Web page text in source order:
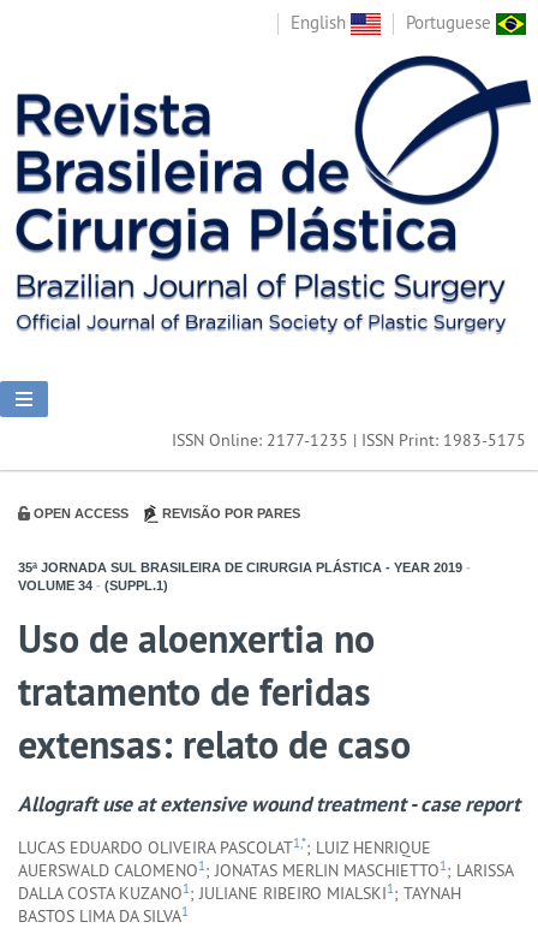
English Portuguese
ISSN Online: 2177-1235 | ISSN Print: 1983-5175
OPEN ACCESS REVISÃO POR PARES
35ª JORNADA SUL BRASILEIRA DE CIRURGIA PLÁSTICA - YEAR 2019 -
VOLUME 34 - (SUPPL.1)
Uso de aloenxertia no
tratamento de feridas
extensas: relato de caso
Allograft use at extensive wound treatment - case report
LUCAS EDUARDO OLIVEIRA PASCOLAT1,*; LUIZ HENRIQUE
AUERSWALD CALOMENO1; JONATAS MERLIN MASCHIETTO1; LARISSA
DALLA COSTA KUZANO1; JULIANE RIBEIRO MIALSKI1; TAYNAH
BASTOS LIMA DA SILVA1